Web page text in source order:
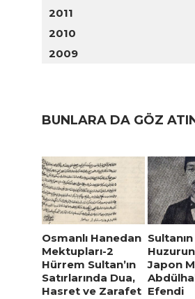
2011
2010
2009
BUNLARA DA GÖZ
Osmanlı Hanedan
Mektupları-2
Hürrem Sultan’ın
Satırlarında Dua,
Hasret ve Zarafet
Sultanın
Japon
Efendi